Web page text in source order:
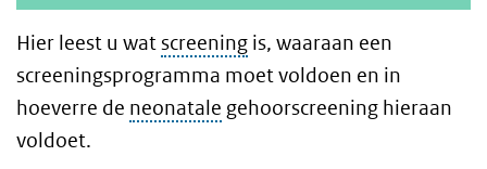
Hier leest u watscreening is, waaraan een
screeningsprogramma moet voldoen en in
hoeverre de neonatale gehoorscreening hieraan
voldoet.